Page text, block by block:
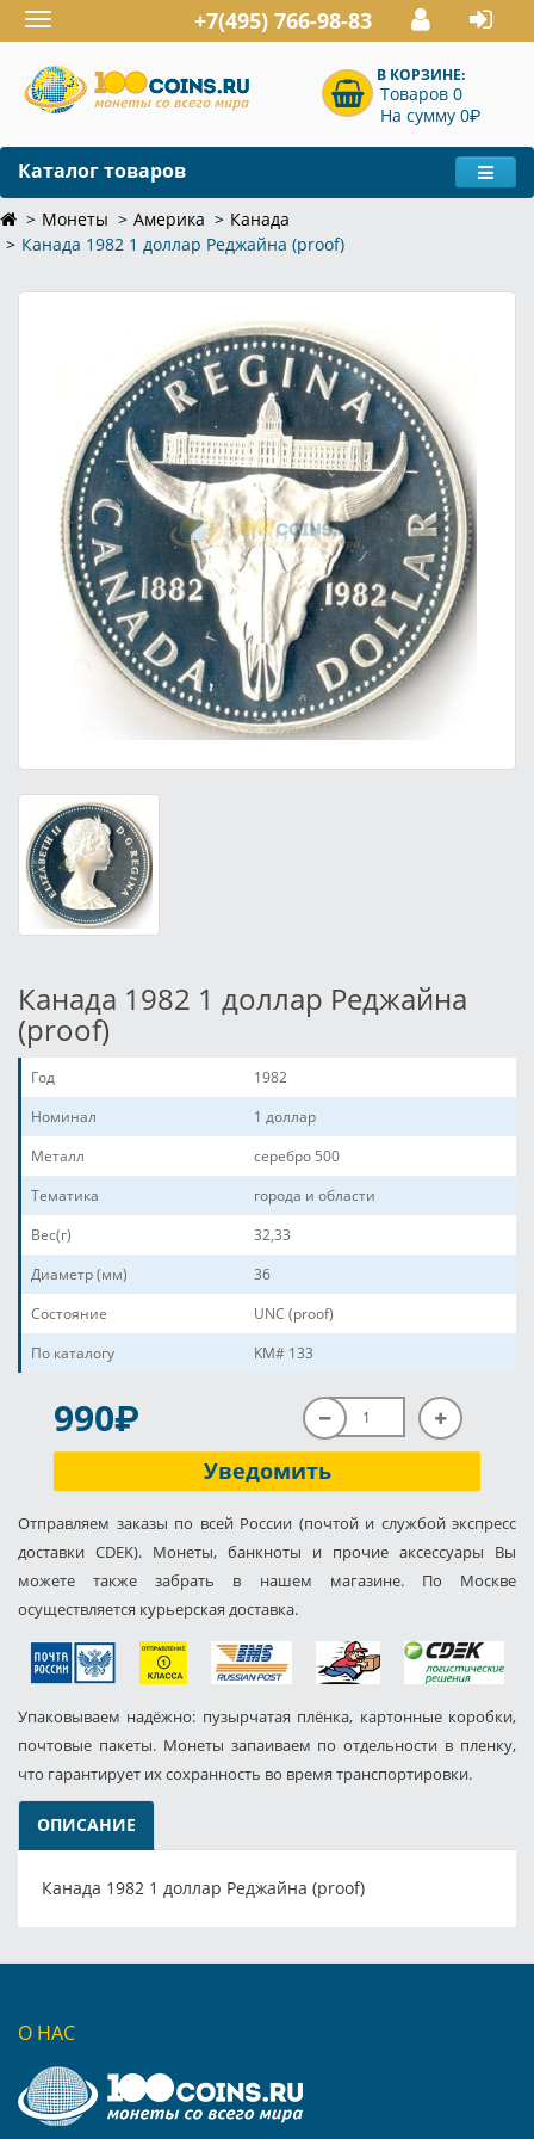
Toggle
navigation
+7(495) 766-98-83
В КОРЗИНЕ:
Товаров 0
На сумму 0P
Каталог товаров
Монеты Америка
Канада
Канада 1982 1 доллар Реджайна (proof)
Канада 1982 1 доллар Реджайна
(proof)
Год
1982
Номинал
1 доллар
Металл
серебро 500
Тематика
города и области
Вес(г)
32,33
Диаметр (мм)
36
Состояние
UNC (proof)
По каталогу
KM# 133
990P
Уведомить
Отправляем заказы по всей России (почтой и службой экспресс
доставки CDEK). Монеты, банкноты и прочие аксессуары Вы
можете также забрать в нашем магазине. По Москве
осуществляется курьерская доставка.
Упаковываем надёжно: пузырчатая плёнка, картонные коробки,
почтовые пакеты. Монеты запаиваем по отдельности в пленку,
что гарантирует их сохранность во время транспортировки.
ОПИСАНИЕ
Канада 1982 1 доллар Реджайна (proof)
О НАС